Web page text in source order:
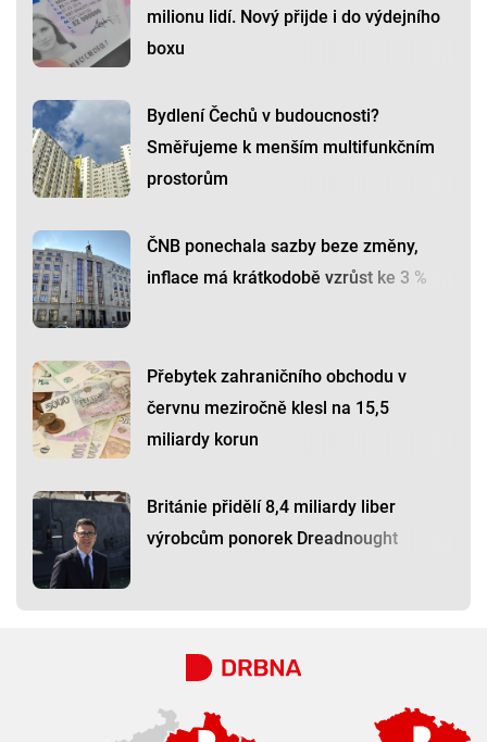
milionu lidí. Nový přijde i do výdejního
boxu
Bydlení Čechů v budoucnosti?
Směřujeme k menším multifunkčním
prostorům
ČNB ponechala sazby beze změny,
inflace má krátkodobě vzrůst ke 3 %
Přebytek zahraničního obchodu v
červnu meziročně klesl na 15,5
miliardy korun
Británie přidělí 8,4 miliardy liber
výrobcům ponorek Dreadnought